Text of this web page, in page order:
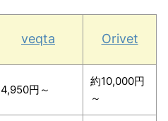
veqta Orivet
4,950円～
約10,000円
～